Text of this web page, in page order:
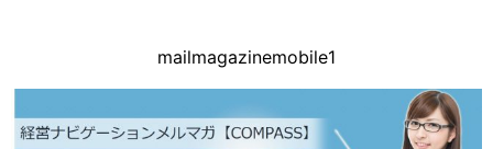
mailmagazinemobile1